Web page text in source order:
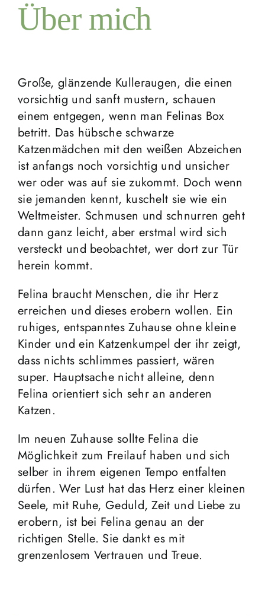
Über mich
Große, glänzende Kulleraugen, die einen
vorsichtig und sanft mustern, schauen
einem entgegen, wenn man Felinas Box
betritt. Das hübsche schwarze
Katzenmädchen mit den weißen Abzeichen
ist anfangs noch vorsichtig und unsicher
wer oder was auf sie zukommt. Doch wenn
sie jemanden kennt, kuschelt sie wie ein
Weltmeister. Schmusen und schnurren geht
dann ganz leicht, aber erstmal wird sich
versteckt und beobachtet, wer dort zur Tür
herein kommt.
Felina braucht Menschen, die ihr Herz
erreichen und dieses erobern wollen. Ein
ruhiges, entspanntes Zuhause ohne kleine
Kinder und ein Katzenkumpel der ihr zeigt,
dass nichts schlimmes passiert, wären
super. Hauptsache nicht alleine, denn
Felina orientiert sich sehr an anderen
Katzen.
Im neuen Zuhause sollte Felina die
Möglichkeit zum Freilauf haben und sich
selber in ihrem eigenen Tempo entfalten
dürfen. Wer Lust hat das Herz einer kleinen
Seele, mit Ruhe, Geduld, Zeit und Liebe zu
erobern, ist bei Felina genau an der
richtigen Stelle. Sie dankt es mit
grenzenlosem Vertrauen und Treue.